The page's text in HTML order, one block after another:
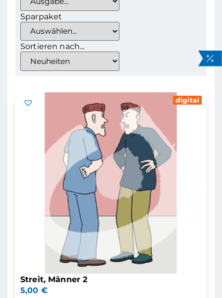
Sparpaket
Sortieren nach...
digital
Streit, Männer 2
5,00 €